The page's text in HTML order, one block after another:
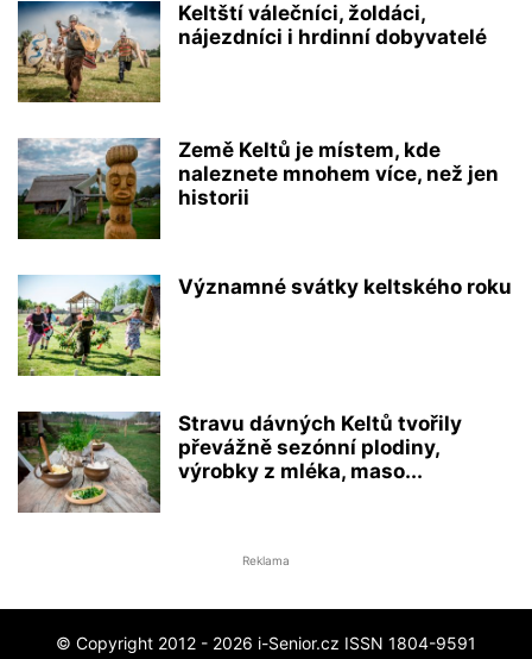
Keltští válečníci, žoldáci,
nájezdníci i hrdinní dobyvatelé
Země Keltů je místem, kde
naleznete mnohem více, než jen
historii
Významné svátky keltského roku
Stravu dávných Keltů tvořily
převážně sezónní plodiny,
výrobky z mléka, maso...
Reklama
© Copyright 2012 - 2026 i-Senior.cz ISSN 1804-9591